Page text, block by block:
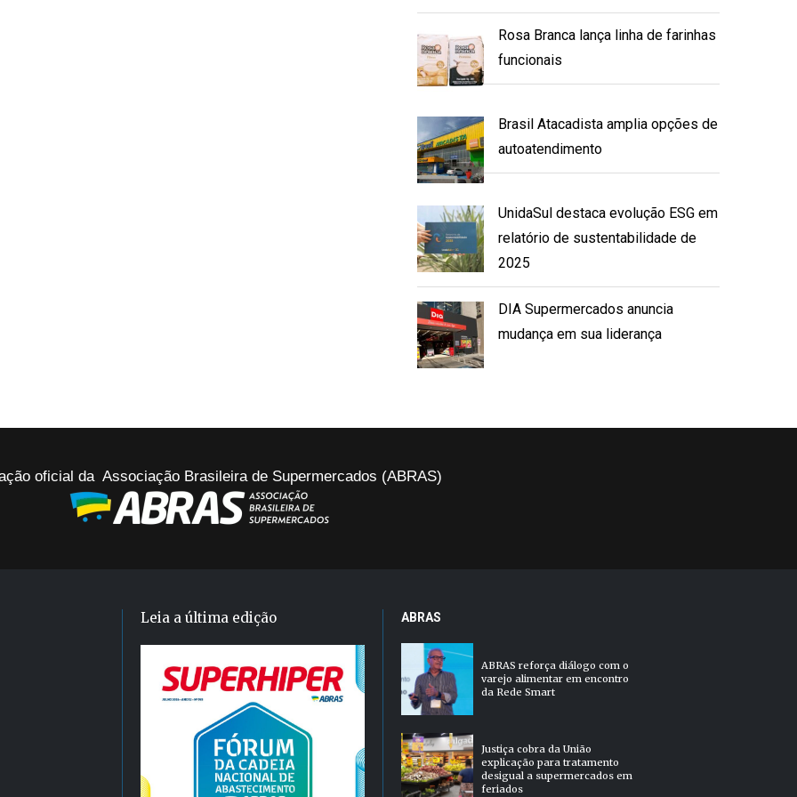
Rosa Branca lança linha de farinhas
funcionais
Brasil Atacadista amplia opções de
autoatendimento
UnidaSul destaca evolução ESG em
relatório de sustentabilidade de
2025
DIA Supermercados anuncia
mudança em sua liderança
oficial da Associação Brasileira de Supermercados (ABRAS)
Leia a última edição ABRAS
ABRAS reforça diálogo com o
varejo alimentar em encontro
da Rede Smart
Justiça cobra da União
explicação para tratamento
desigual a supermercados em
feriados